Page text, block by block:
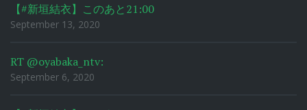
【#新垣結衣】このあと21:00
September 13, 2020
RT @oyabaka_ntv:
September 6, 2020